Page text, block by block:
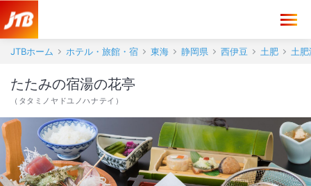
JTBホーム ホテル・旅館・宿 東海 静岡県 西伊豆 土肥 土
たたみの宿湯の花亭
（ タタミノヤドユノハナテイ ）